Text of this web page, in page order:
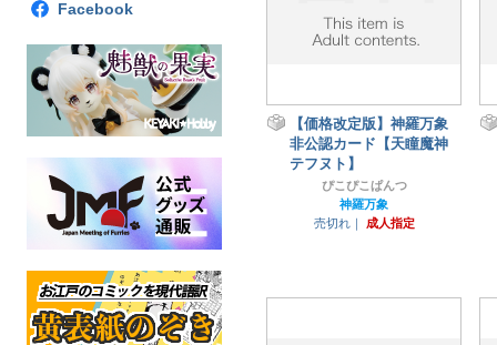
Facebook
【価格改定版】神羅万象
非公認カード【天瞳魔神
テフヌト】
ぴこぴこぱんつ
神羅万象
売切れ｜
成人指定